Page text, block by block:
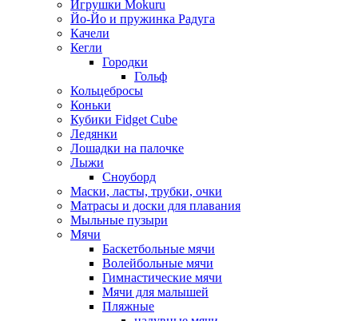
Игрушки Mokuru
Йо-Йо и пружинка Радуга
Качели
Кегли
Городки
Гольф
Кольцебросы
Коньки
Кубики Fidget Cube
Ледянки
Лошадки на палочке
Лыжи
Сноуборд
Маски, ласты, трубки, очки
Матрасы и доски для плавания
Мыльные пузыри
Мячи
Баскетбольные мячи
Волейбольные мячи
Гимнастические мячи
Мячи для малышей
Пляжные